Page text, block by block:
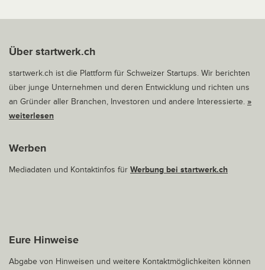
Über startwerk.ch
startwerk.ch ist die Plattform für Schweizer Startups. Wir berichten
über junge Unternehmen und deren Entwicklung und richten uns
an Gründer aller Branchen, Investoren und andere Interessierte. »
weiterlesen
Werben
Mediadaten und Kontaktinfos für Werbung bei startwerk.ch
Eure Hinweise
Abgabe von Hinweisen und weitere Kontaktmöglichkeiten können